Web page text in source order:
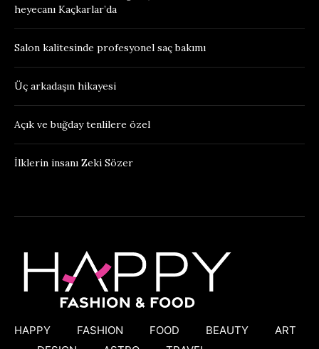
heyecanı Kaçkarlar’da
Salon kalitesinde profesyonel saç bakımı
Üç arkadaşın hikayesi
Açık ve buğday tenlilere özel
İlklerin insanı Zeki Sözer
HAPPY FASHION FOOD BEAUTY
ART